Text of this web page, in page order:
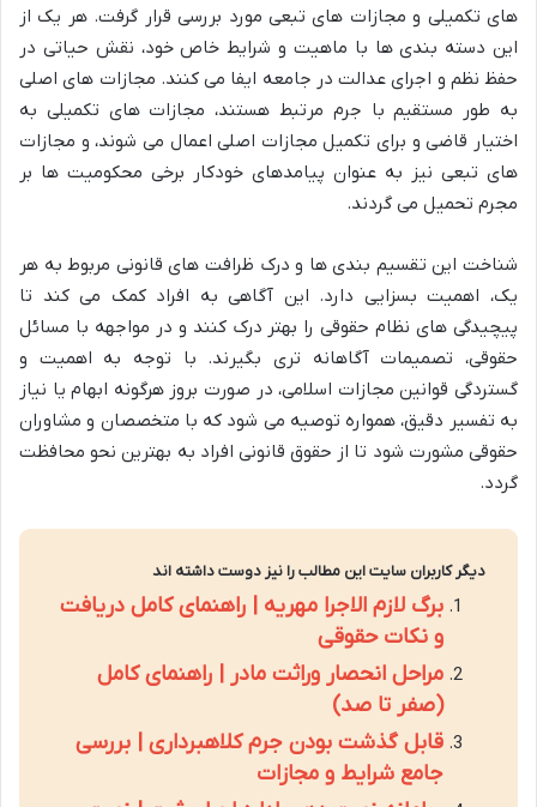
های تکمیلی و مجازات های تبعی مورد بررسی قرار گرفت. هر یک از
این دسته بندی ها با ماهیت و شرایط خاص خود، نقش حیاتی در
حفظ نظم و اجرای عدالت در جامعه ایفا می کنند. مجازات های اصلی
به طور مستقیم با جرم مرتبط هستند، مجازات های تکمیلی به
اختیار قاضی و برای تکمیل مجازات اصلی اعمال می شوند، و مجازات
های تبعی نیز به عنوان پیامدهای خودکار برخی محکومیت ها بر
مجرم تحمیل می گردند.
شناخت این تقسیم بندی ها و درک ظرافت های قانونی مربوط به هر
یک، اهمیت بسزایی دارد. این آگاهی به افراد کمک می کند تا
پیچیدگی های نظام حقوقی را بهتر درک کنند و در مواجهه با مسائل
حقوقی، تصمیمات آگاهانه تری بگیرند. با توجه به اهمیت و
گستردگی قوانین مجازات اسلامی، در صورت بروز هرگونه ابهام یا نیاز
به تفسیر دقیق، همواره توصیه می شود که با متخصصان و مشاوران
حقوقی مشورت شود تا از حقوق قانونی افراد به بهترین نحو محافظت
گردد.
دیگر کاربران سایت این مطالب را نیز دوست داشته اند
برگ لازم الاجرا مهریه | راهنمای کامل دریافت
و نکات حقوقی
مراحل انحصار وراثت مادر | راهنمای کامل
(صفر تا صد)
قابل گذشت بودن جرم کلاهبرداری | بررسی
جامع شرایط و مجازات